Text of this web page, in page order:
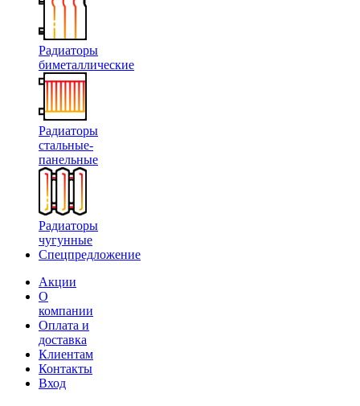
Радиаторы
биметаллические
Радиаторы
стальные-
панельные
Радиаторы
чугунные
Спецпредложение
Акции
О
компании
Оплата и
доставка
Клиентам
Контакты
Вход